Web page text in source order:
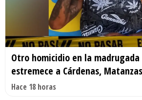
Otro homicidio en la
estremece a Cárdenas, Matanzas
Hace 18 horas